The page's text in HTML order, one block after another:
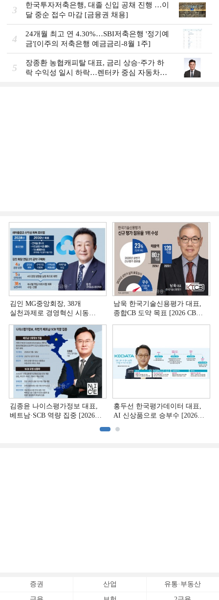
3
한국투자저축은행, 대졸 신입 공채 진행 …이
달 중순 접수 마감 [금융권 채용]
4
24개월 최고 연 4.30%…SBI저축은행 '정기예
금'[이주의 저축은행 예금금리-8월 1주]
5
장종환 농협캐피탈 대표, 금리 상승·주가 하
락 수익성 일시 하락…렌터카 중심 자동차금
김인 MG중앙회장, 38개
실천과제로 경영혁신 시동
남욱 한국기술신용평가 대표,
종합CB 도약 목표 [2026 CB사
김종윤 나이스평가정보 대표,
베트남·SCB 역량 집중 [2026
홍두선 한국평가데이터 대표,
AI 신상품으로 승부수 [2026
증권 산업 유통·부동산